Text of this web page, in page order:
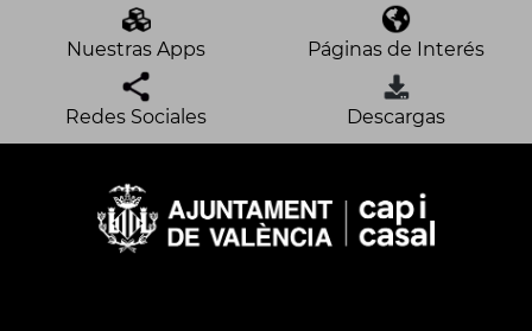
Nuestras Apps Páginas de Interés
Redes Sociales Descargas